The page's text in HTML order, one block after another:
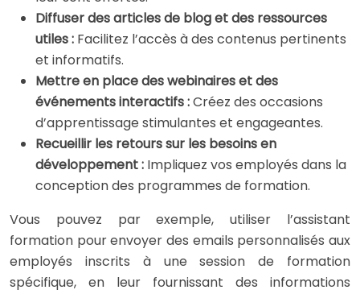
Diffuser des articles de blog et des ressources
utiles : Facilitez l’accès à des contenus pertinents
et informatifs.
Mettre en place des webinaires et des
événements interactifs :Créez des occasions
d’apprentissage stimulantes et engageantes.
Recueillir les retours sur les besoins en
développement : Impliquez vos employés dans la
conception des programmes de formation.
Vous pouvez par exemple, utiliser l’assistant
formation pour envoyer des emails personnalisés aux
employés inscrits à une session de formation
spécifique, en leur fournissant des informations